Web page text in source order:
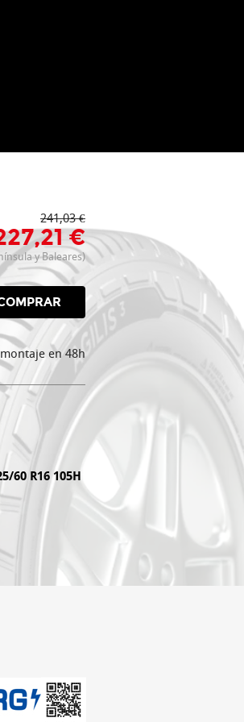
241,03 €
€
y Baleares)
en 48h
60 R16 105H